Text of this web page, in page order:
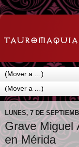
LUNES, 7 DE
Grave Miguel
en Mérida